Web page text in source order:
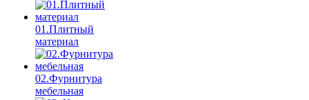
01.Плитный
материал
02.Фурнитура
мебельная